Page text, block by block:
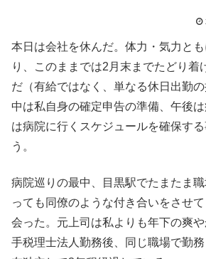
本日は会社を休んだ。体力・気力と
り、このままでは2月末までたどり着
だ（有給ではなく、単なる休日出勤
中は私自身の確定申告の準備、午後
は病院に行くスケジュールを確保す
う。
病院巡りの最中、目黒駅でたまたま
っても同僚のような付き合いをさせ
会った。元上司は私よりも年下の爽
手税理士法人勤務後、同じ職場で勤